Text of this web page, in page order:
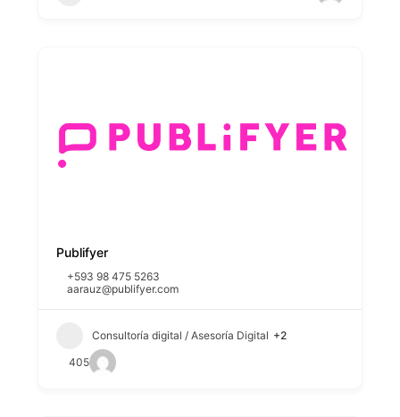
Publifyer
+593 98 475 5263
aarauz@publifyer.com
Consultoría digital / Asesoría Digital +2
405